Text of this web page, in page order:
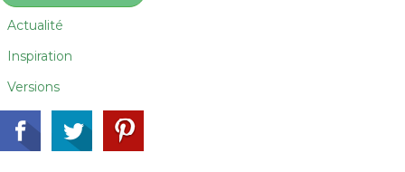
Actualité
Inspiration
Versions